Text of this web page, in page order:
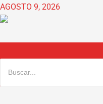
Ir
al
AGOSTO 9, 2026